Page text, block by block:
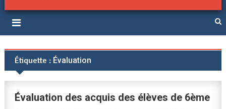
Collège Jules Verne de
Vittel (Vosges)
Étiquette : Évaluation
Évaluation des acquis des élèves de 6ème